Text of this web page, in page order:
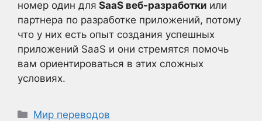
номер один для SaaS веб-разработки или
партнера по разработке приложений, потому
что у них есть опыт создания успешных
приложений SaaS и они стремятся помочь
вам ориентироваться в этих сложных
условиях.
Рубрики
Мир переводов